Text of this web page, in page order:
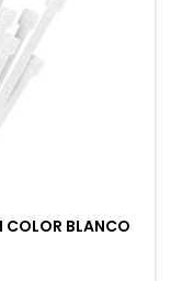
BLANCO